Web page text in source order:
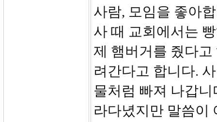
사람, 모임을 좋아
사 때 교회에서는
제 햄버거를 줬다
려간다고 합니다.
물처럼 빠져 나갑
라다녔지만 말씀이